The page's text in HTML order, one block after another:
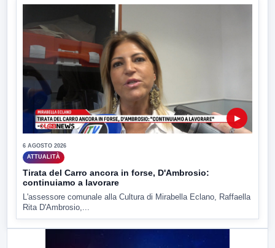
▶
6 AGOSTO 2026
ATTUALITÀ
Tirata del Carro ancora in forse, D'Ambrosio:
continuiamo a lavorare
L'assessore comunale alla Cultura di Mirabella Eclano, Raffaella
Rita D'Ambrosio,...